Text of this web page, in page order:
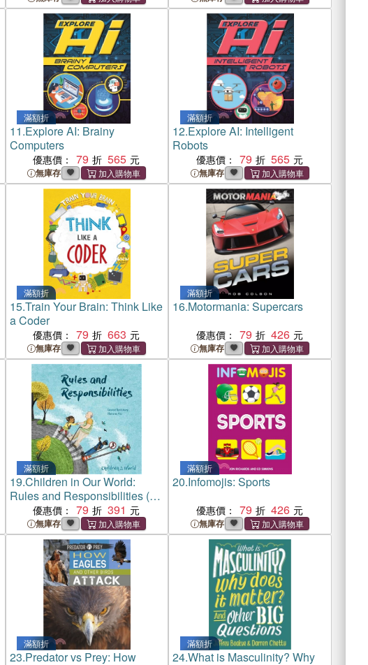
滿額折
11.Explore AI: Brainy
Computers
優惠價： 79 565
無庫存
滿額折
12.Explore AI: Intelligent
Robots
優惠價： 79 565
無庫存
滿額折
15.Train Your Brain: Think Like
a Coder
優惠價： 79 663
無庫存
滿額折
16.Motormania: Supercars
優惠價： 79 426
無庫存
滿額折
19.Children in Our World:
Rules and Responsibilities (平
裝本)優惠價： 79 391
無庫存
滿額折
20.Infomojis: Sports
優惠價： 79 426
無庫存
滿額折
23.Predator vs Prey: How
滿額折
24.What is Masculinity? Why